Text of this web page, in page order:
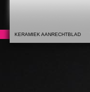
KERAMIEK AANRECHTBLAD